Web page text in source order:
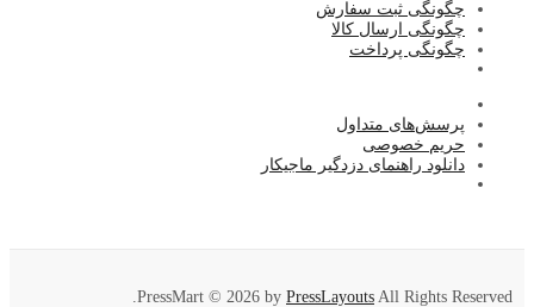
چگونگی ثبت سفارش
چگونگی ارسال کالا
چگونگی پرداخت
پرسش‌های متداول
حریم خصوصی
دانلود راهنمای دزدگیر ماجیکار
PressMart © 2026 by PressLayouts All Rights Reserved.